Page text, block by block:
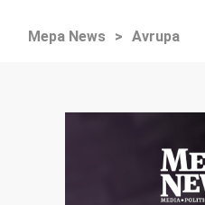
Mepa News > Avrupa